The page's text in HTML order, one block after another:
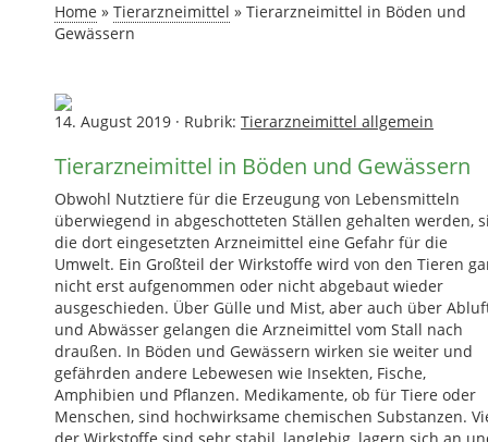
Home » Tierarzneimittel » Tierarzneimittel in Böden und
Gewässern
14. August 2019 · Rubrik: Tierarzneimittel allgemein
Tierarzneimittel in Böden und Gewässern
Obwohl Nutztiere für die Erzeugung von Lebensmitteln
überwiegend in abgeschotteten Ställen gehalten werden,
die dort eingesetzten Arzneimittel eine Gefahr für die
Umwelt. Ein Großteil der Wirkstoffe wird von den Tieren
nicht erst aufgenommen oder nicht abgebaut wieder
ausgeschieden. Über Gülle und Mist, aber auch über
und Abwässer gelangen die Arzneimittel vom Stall nach
draußen. In Böden und Gewässern wirken sie weiter und
gefährden andere Lebewesen wie Insekten, Fische,
Amphibien und Pflanzen. Medikamente, ob für Tiere oder
Menschen, sind hochwirksame chemischen Substanzen.